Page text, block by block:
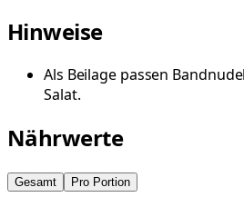
Hinweise
Als Beilage passen
Salat.
Nährwerte
Gesamt Pro Portion